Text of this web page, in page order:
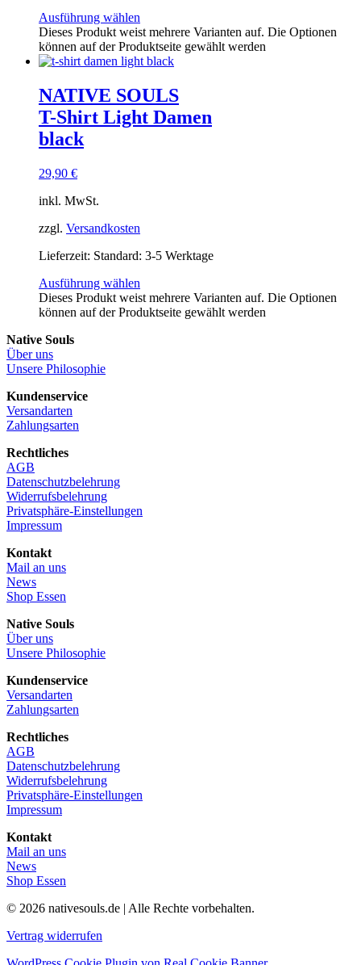
Ausführung wählen
Dieses Produkt weist mehrere Varianten auf. Die Optionen
können auf der Produktseite gewählt werden
NATIVE SOULS
T-Shirt Light Damen
black
29,90 €
inkl. MwSt.
zzgl. Versandkosten
Lieferzeit: Standard: 3-5 Werktage
Ausführung wählen
Dieses Produkt weist mehrere Varianten auf. Die Optionen
können auf der Produktseite gewählt werden
Native Souls
Über uns
Unsere Philosophie
Kundenservice
Versandarten
Zahlungsarten
Rechtliches
AGB
Datenschutzbelehrung
Widerrufsbelehrung
Privatsphäre-Einstellungen
Impressum
Kontakt
Mail an uns
News
Shop Essen
Native Souls
Über uns
Unsere Philosophie
Kundenservice
Versandarten
Zahlungsarten
Rechtliches
AGB
Datenschutzbelehrung
Widerrufsbelehrung
Privatsphäre-Einstellungen
Impressum
Kontakt
Mail an uns
News
Shop Essen
© 2026 nativesouls.de | Alle Rechte vorbehalten.
Vertrag widerrufen